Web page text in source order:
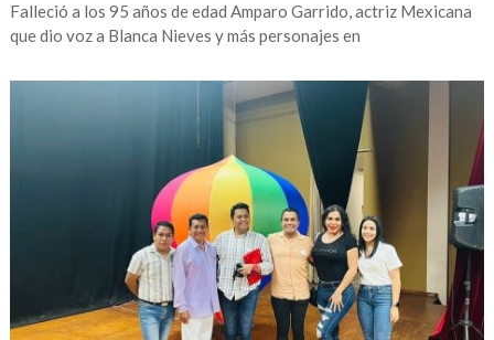
Falleció a los 95 años de edad Amparo Garrido, actriz Mexicana
que dio voz a Blanca Nieves y más personajes en